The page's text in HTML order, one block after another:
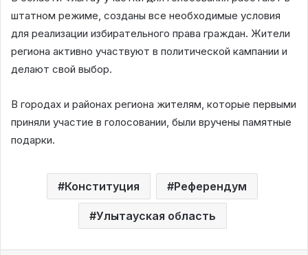
штатном режиме, созданы все необходимые условия
для реализации избирательного права граждан. Жители
региона активно участвуют в политической кампании и
делают свой выбор.
В городах и районах региона жителям, которые первыми
приняли участие в голосовании, были вручены памятные
подарки.
Конституция Референдум
Улытауская область